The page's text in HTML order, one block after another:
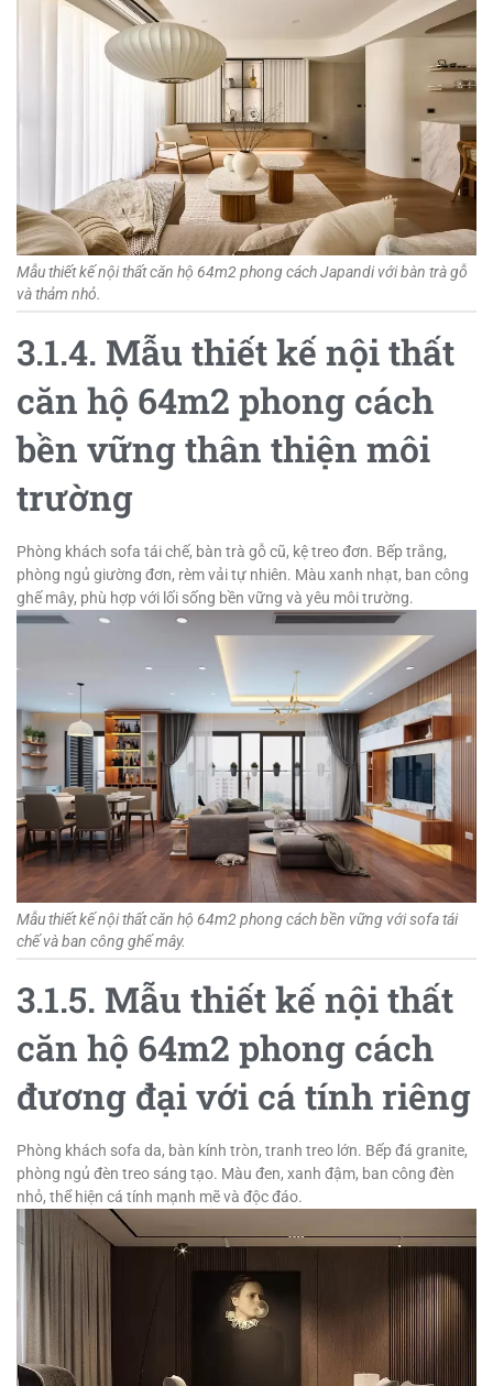
Mẫu thiết kế nội thất căn hộ 64m2 phong cách Japandi với bàn trà gỗ
và thảm nhỏ.
3.1.4. Mẫu thiết kế nội thất
căn hộ 64m2 phong cách
bền vững thân thiện môi
trường
Phòng khách sofa tái chế, bàn trà gỗ cũ, kệ treo đơn. Bếp trắng,
phòng ngủ giường đơn, rèm vải tự nhiên. Màu xanh nhạt, ban công
ghế mây, phù hợp với lối sống bền vững và yêu môi trường.
Mẫu thiết kế nội thất căn hộ 64m2 phong cách bền vững với sofa tái
chế và ban công ghế mây.
3.1.5. Mẫu thiết kế nội thất
căn hộ 64m2 phong cách
đương đại với cá tính riêng
Phòng khách sofa da, bàn kính tròn, tranh treo lớn. Bếp đá granite,
phòng ngủ đèn treo sáng tạo. Màu đen, xanh đậm, ban công đèn
nhỏ, thể hiện cá tính mạnh mẽ và độc đáo.